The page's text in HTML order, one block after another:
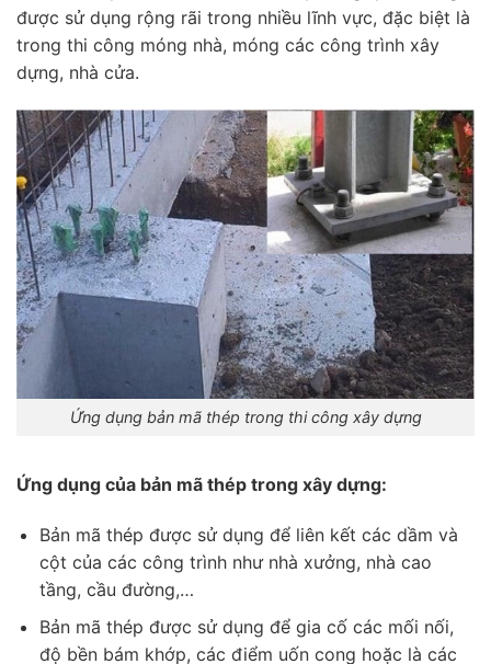
được sử dụng rộng rãi trong nhiều lĩnh vực, đặc biệt là
trong thi công móng nhà, móng các công trình xây
dựng, nhà cửa.
Ứng dụng bản mã thép trong thi công xây dựng
Ứng dụng của bản mã thép trong xây dựng:
Bản mã thép được sử dụng để liên kết các dầm và
cột của các công trình như nhà xưởng, nhà cao
tầng, cầu đường,…
Bản mã thép được sử dụng để gia cố các mối nối,
độ bền bám khớp, các điểm uốn cong hoặc là các